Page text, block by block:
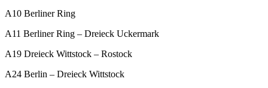
A10 Berliner Ring
A11 Berliner Ring – Dreieck Uckermark
A19 Dreieck Wittstock – Rostock
A24 Berlin – Dreieck Wittstock